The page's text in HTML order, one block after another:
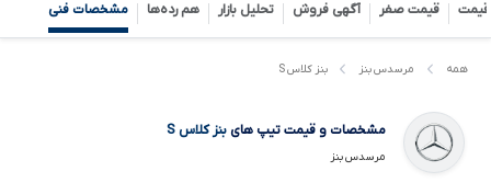
قیمت صفر آگهی فروش تحلیل بازار هم رده‌ها‌ مشخصات فنی
همه مرسدس بنز بنز کلاس S
مشخصات و قیمت تیپ هایبنز کلاس S
مرسدس بنز